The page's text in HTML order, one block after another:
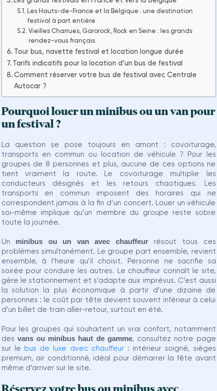
Les Hauts-de-France et la Belgique : une destination
festival à part entière
Vieilles Charrues, Garorock, Rock en Seine : les grands
rendez-vous français
Tour bus, navette festival et location longue durée
Tarifs indicatifs pour la location d’un bus de festival
Comment réserver votre bus de festival avec Centrale
Autocar ?
Pourquoi louer un minibus ou un van pour
un festival ?
La question se pose toujours en amont : covoiturage,
transports en commun ou location de véhicule ? Pour les
groupes de 8 personnes et plus, aucune de ces options ne
tient vraiment la route. Le covoiturage multiplie les
conducteurs désignés et les retours chaotiques. Les
transports en commun imposent des horaires qui ne
correspondent jamais à la fin d’un concert. Louer un véhicule
soi-même implique qu’un membre du groupe reste sobre
toute la journée.
Un minibus ou un van avec chauffeurrésout tous ces
problèmes simultanément. Le groupe part ensemble, revient
ensemble, à l’heure qu’il choisit. Personne ne sacrifie sa
soirée pour conduire les autres. Le chauffeur connaît le site,
gère le stationnement et s’adapte aux imprévus. C’est aussi
la solution la plus économique à partir d’une dizaine de
personnes : le coût par tête devient souvent inférieur à celui
d’un billet de train aller-retour, surtout en été.
Pour les groupes qui souhaitent un vrai confort, notamment
des vans ou minibus haut de gamme, consultez notre page
sur le bus de luxe avec chauffeur: intérieur soigné, sièges
premium, air conditionné, idéal pour démarrer la fête avant
même d’arriver sur le site.